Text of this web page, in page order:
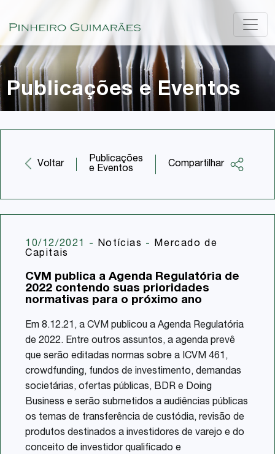
Publicações e Eventos
Voltar
Publicações
e Eventos
Compartilhar
Twitter
Share
10/12/2021 - Notícias - Mercado de
Capitais
CVM publica a Agenda Regulatória de
2022 contendo suas prioridades
normativas para o próximo ano
Em 8.12.21, a CVM publicou a Agenda Regulatória
de 2022. Entre outros assuntos, a agenda prevê
que serão editadas normas sobre a ICVM 461,
crowdfunding, fundos de investimento, demandas
societárias, ofertas públicas, BDR e Doing
Business e serão submetidos a audiências públicas
os temas de transferência de custódia, revisão de
produtos destinados a investidores de varejo e do
conceito de investidor qualificado e